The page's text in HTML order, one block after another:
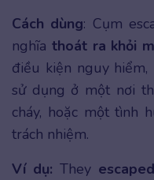
Cách dùng: Cụm
nghĩa thoát ra khỏi
điều kiện nguy
sử dụng ở một nơi
cháy, hoặc một tình
trách nhiệm.
Ví dụ: They